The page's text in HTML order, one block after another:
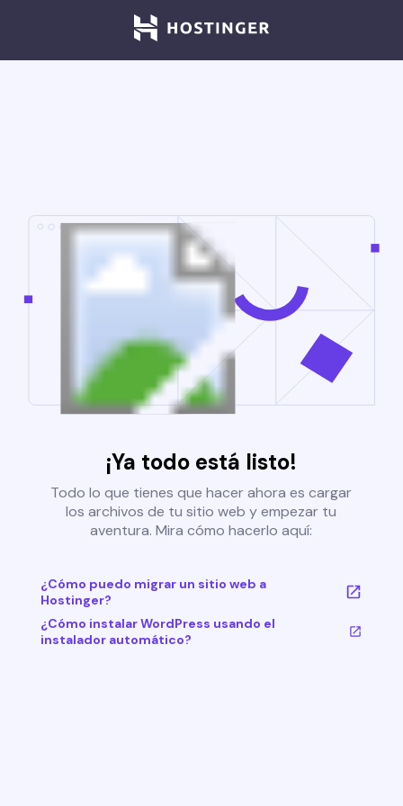
¡Ya todo está listo!
Todo lo que tienes que hacer ahora es cargar
los archivos de tu sitio web y empezar tu
aventura. Mira cómo hacerlo aquí:
¿Cómo puedo migrar un sitio web a
Hostinger?
¿Cómo instalar WordPress usando el
instalador automático?